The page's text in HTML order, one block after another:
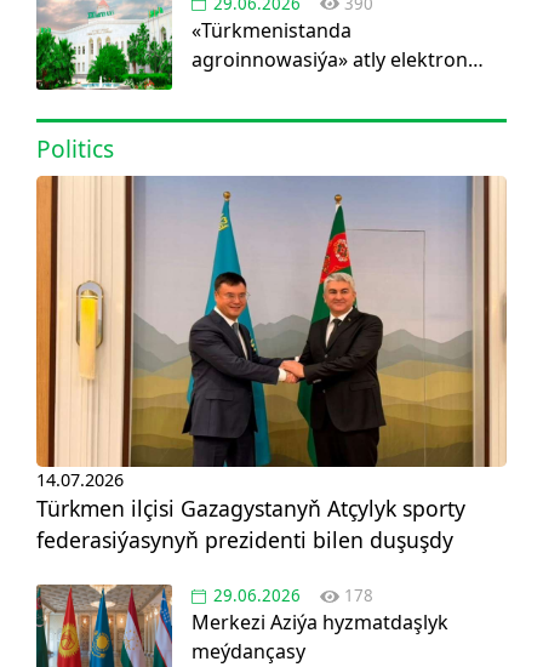
«Türkmenistanda
agroinnowasiýa» atly elektron
Politics
14.07.2026
Türkmen ilçisi Gazagystanyň Atçylyk sporty
federasiýasynyň prezidenti bilen duşuşdy
29.06.2026 178
Merkezi Aziýa hyzmatdaşlyk
meýdançasy